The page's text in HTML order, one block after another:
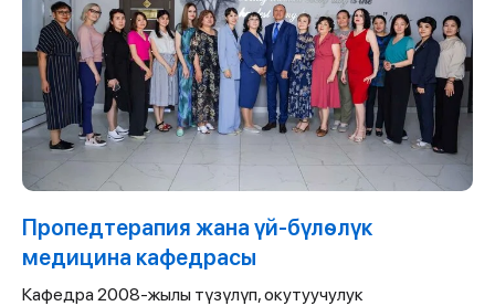
Пропедтерапия жана үй-бүлѳлүк
медицина кафедрасы
Кафедра 2008-жылы түзүлүп, окутуучулук